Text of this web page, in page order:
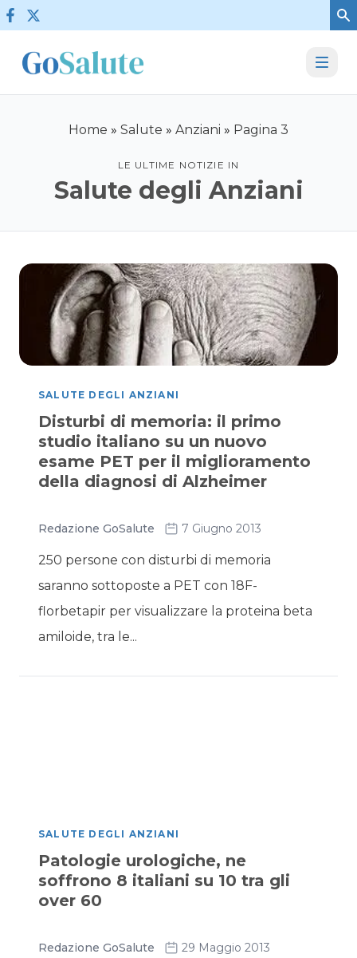
Vai al contenuto
LE ULTIME NOTIZIE IN
Salute degli Anziani
Home » Salute » Anziani » Pagina 3
SALUTE DEGLI ANZIANI
Disturbi di memoria: il primo
studio italiano su un nuovo
esame PET per il miglioramento
della diagnosi di Alzheimer
Redazione GoSalute 7 Giugno 2013
250 persone con disturbi di memoria
saranno sottoposte a PET con 18F-
florbetapir per visualizzare la proteina beta
amiloide, tra le...
SALUTE DEGLI ANZIANI
Patologie urologiche, ne
soffrono 8 italiani su 10 tra gli
over 60
Redazione GoSalute 29 Maggio 2013